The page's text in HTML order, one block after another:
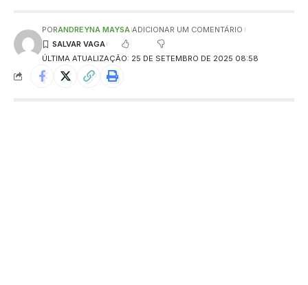
ÚLTIMA ATUALIZAÇÃO: 25 DE SETEMBRO DE 2025 08:58
PORANDREYNA MAYSA ADICIONAR UM COMENTÁRIO